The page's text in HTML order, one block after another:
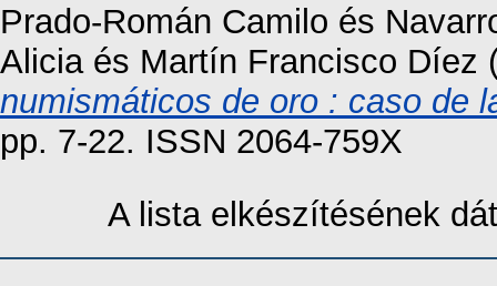
Prado-Román Camilo és
Aliciaés Martín Francisco Díez
numismáticos de oro : caso de
pp. 7-22. ISSN 2064-759X
A lista elkészítésének